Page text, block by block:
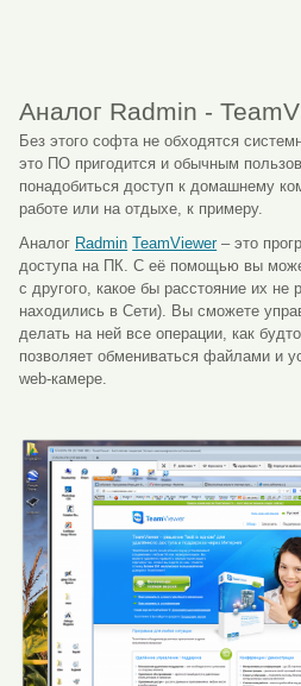
Аналог Radmin -
Без этого софта не обходятся
это ПО пригодится и обычным
понадобиться доступ к домашнему
работе или на отдыхе, к примеру.
Аналог Radmin TeamViewer– это
доступа на ПК. С её помощью вы
с другого, какое бы расстояние их
находились в Сети). Вы сможете
делать на ней все операции, как
позволяет обмениваться файлами и
web-камере.